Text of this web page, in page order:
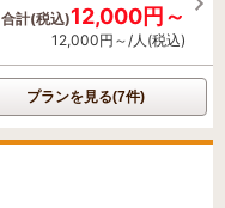
合計(税込)12,000円～
12,000円～/人(税込)
プランを見る(7件)